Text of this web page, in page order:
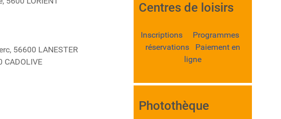
56600 LANESTER
CADOLIVE
Centres de loisirs
Inscriptions Programmes
réservations Paiement en
ligne
Photothèque